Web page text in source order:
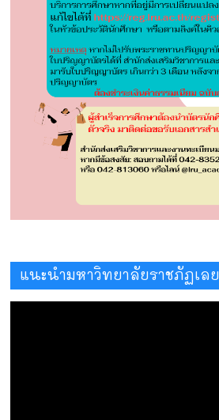
แนะนำมหาวิทยาลัยราชภัฏเลย